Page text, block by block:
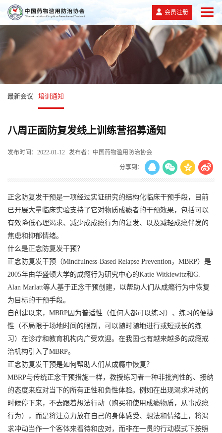
会员注册
最新会议 培训通知
八周正面防复发线上训练营招募通知
发布时间：2022-01-12 发布者：中国药物滥用防治协会
分享到：
正念防复发干预是一项经过实证研究的结构化临床干预手段，目前
已开展大量临床实验支持了它对物质成瘾者的干预效果，包括可以
有效降低心理渴求、减少成成瘾行为的复发、以及减轻成瘾伴发的
焦虑和抑郁情绪。
什么是正念防复发干预？
正念防复发干预（Mindfulness-Based Relapse Prevention，MBRP）是
2005年由华盛顿大学的成瘾行为研究中心的Katie Witkiewitz和G.
Alan Marlatt等人基于正念干预创建，以帮助人们从成瘾行为中恢复
为目标的干预手段。
自创建以来，MBRP因为普适性（任何人都可以练习）、练习的便捷
性（不局限于场地时间的限制，可以随时随地进行或短或长的练
习）在诊疗和教育机构内广受欢迎。在我国也有越来越多的成瘾戒
治机构引入了MBRP。
正念防复发干预是如何帮助人们从成瘾中恢复？
MBRP与传统正念干预措施一样，教授练习者一种非批判性的、接纳
的态度来应对当下的所有正性和负性体验。例如在出现渴求冲动的
时候停下来，不去跟着想法行动（购买和使用成瘾物质，从事成瘾
行为），而是将注意力放在自己的身体感受、想法和情绪上，将渴
求冲动当作一个客体来看待和应对，而非在一贯的行动模式下按照